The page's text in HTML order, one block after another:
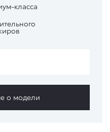
класса
о модели